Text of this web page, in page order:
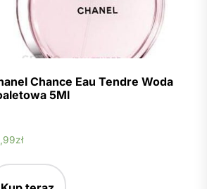
Chance Eau Tendre Woda
5Ml
zł